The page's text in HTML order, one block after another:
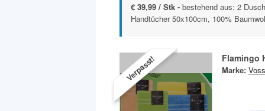
€ 39,99 / Stk - bestehend aus: 2
Handtücher 50x100cm, 100%
Verpasst! Flamingo
Marke: